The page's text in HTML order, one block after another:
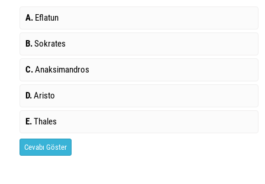
A. Eflatun
B.Sokrates
C.Anaksimandros
D.Aristo
E.Thales
Cevabı Göster